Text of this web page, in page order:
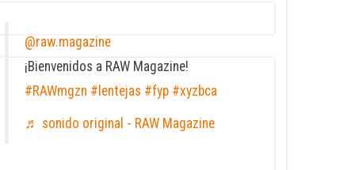
@raw.magazine
¡Bienvenidos a RAW Magazine!
#RAWmgzn #lentejas #fyp #xyzbca
♬ sonido original - RAW Magazine